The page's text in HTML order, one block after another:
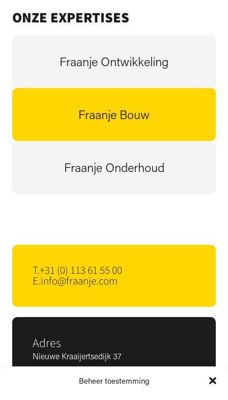
Beheer toestemming
ONZE EXPERTISES
Fraanje Ontwikkeling
Fraanje Bouw
Fraanje Onderhoud
T.+31 (0) 113 61 55 00
E.info@fraanje.com
Adres
Nieuwe Kraaijertsedijk 37
4458 NK ’s-Heer Arendskerke